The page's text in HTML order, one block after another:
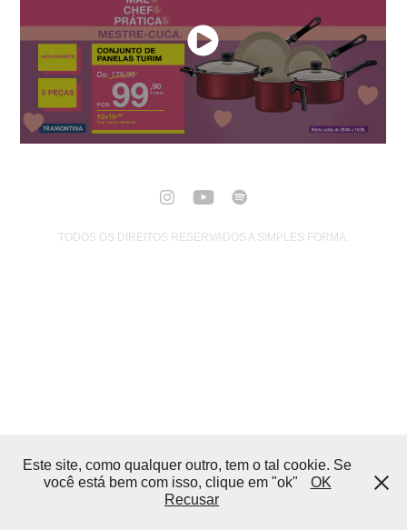
TODOS OS DIREITOS RESERVADOS A SIMPLES FORMA.
Este site, como qualquer outro, tem o tal cookie. Se
você está bem com isso, clique em "ok"
OK
Recusar